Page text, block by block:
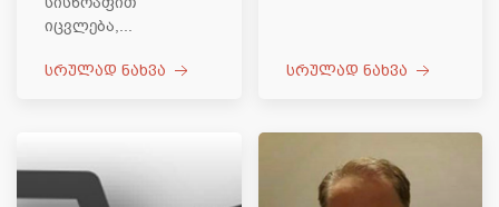
იცვლება,...
სრულად ნახვა სრულად ნახვა